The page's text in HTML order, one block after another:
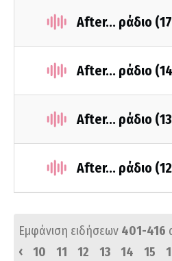
After... ράδιο
After... ράδιο
After... ράδιο
After... ράδιο
Εμφάνιση ειδήσεων 401-416
‹
10 11 12 13 14 15